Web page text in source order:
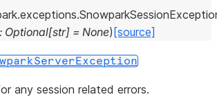
: Optional[str] = None) [source]
any session related errors.